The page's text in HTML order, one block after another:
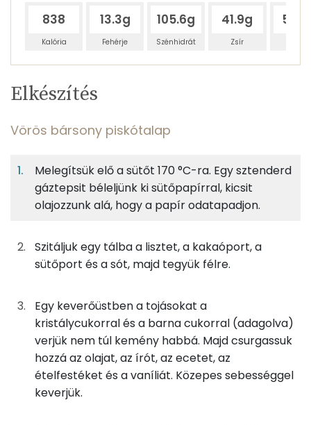
838
Kalória
13.3g
Fehérje
105.6g
Szénhidrát
41.9g
Zsír
Egy
adagban
6%
49%
Vörös bársony piskótalap
4gcukrozatlan kakaópor
9 kcal
25g cukor
97 kcal
13g nádcukor
48 kcal
8gnapraforgó olaj
66 kcal
TÁPANYAGTARTALOM
6%
Fehérje
49%
Szénhidrát
20%
Zsír
25%
Víz
Foszfor
Kálcium
Magnézium
Szelén
Elkészítés
Vörös bársony piskótalap
Melegítsük elő a sütőt 170 °C-ra. Egy sztenderd
gáztepsit béleljünk ki sütőpapírral, kicsit
olajozzunk alá, hogy a papír odatapadjon.
Szitáljuk egy tálba a lisztet, a kakaóport, a
sütőport és a sót, majd tegyük félre.
Egy keverőüstben a tojásokat a
kristálycukorral és a barna cukorral (adagolva)
verjük nem túl kemény habbá. Majd csurgassuk
hozzá az olajat, az írót, az ecetet, az
ételfestéket és a vaníliát. Közepes sebességgel
keverjük.